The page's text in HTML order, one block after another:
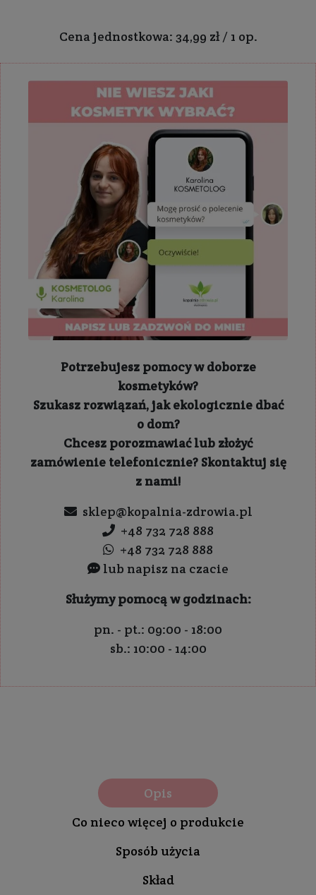
Cena jednostkowa: 34,99 zł / 1 op.
Potrzebujesz pomocy w doborze
kosmetyków?
Szukasz rozwiązań, jak ekologicznie dbać
o dom?
Chcesz porozmawiać lub złożyć
zamówienie telefonicznie? Skontaktuj się
z nami!
sklep@kopalnia-zdrowia.pl
+48 732 728 888
+48 732 728 888
lub napisz na czacie
Służymy pomocą w godzinach:
pn. - pt.: 09:00 - 18:00
sb.: 10:00 - 14:00
Opis
Co nieco więcej o produkcie
Sposób użycia
Skład